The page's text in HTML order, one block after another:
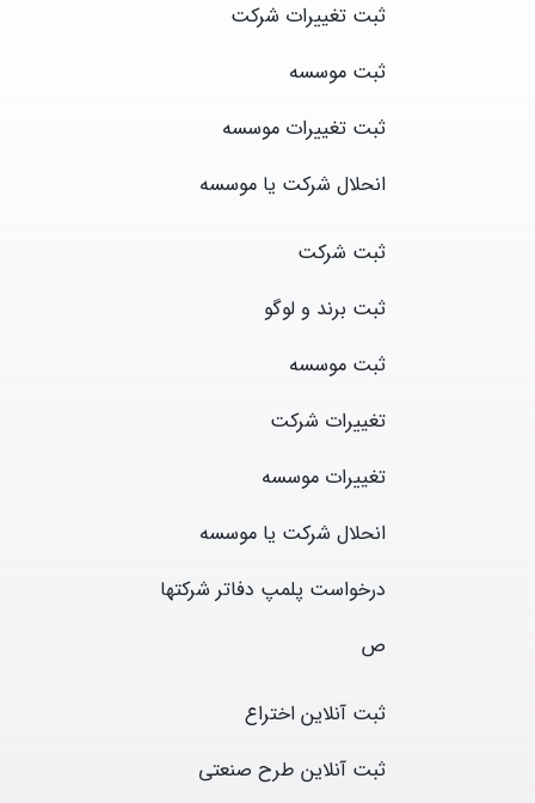
ثبت تغییرات شرکت
ثبت موسسه
ثبت تغییرات موسسه
انحلال شرکت یا موسسه
ثبت شرکت
ثبت برند و لوگو
ثبت موسسه
تغییرات شرکت
تغییرات موسسه
انحلال شرکت یا موسسه
درخواست پلمپ دفاتر شرکتها
ص
ثبت آنلاین اختراع
ثبت آنلاین طرح صنعتی